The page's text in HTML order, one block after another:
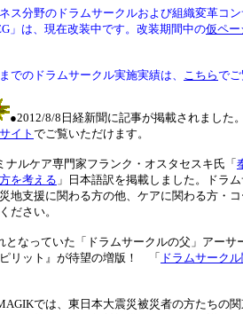
ス分野のドラムサークルおよび組織変革コ
」は、現在改装中です。改装期間中の仮ペー
でのドラムサークル実施実績は、 こちらで
●2012/8/8日経新聞に記事が掲載されました
イト でご覧いただけます。
ナルケア専門家フランク・オスタセスキ氏「
を考える 」日本語訳を掲載しました。ドラ
地支援に関わる方の他、ケアに関わる方・
ださい。
となっていた「ドラムサークルの父」アーサ
リット』が待望の増版！ 「 ドラムサーク
では、東日本大震災被災者の方たちの